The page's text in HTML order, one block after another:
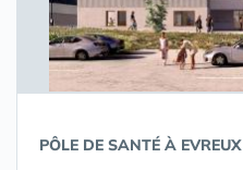
PÔLE DE SANTÉ À EVREUX